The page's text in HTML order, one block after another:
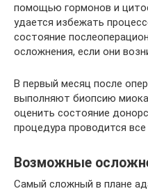
помощью гормонов и
удается избежать
состояние
осложнения, если они
В первый месяц после
выполняют биопсию
оценить состояние
процедура проводится
Возможные
Самый сложный в плане